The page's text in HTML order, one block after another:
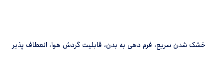
شدن سریع، فرم دهی به بدن، قابلیت گردش هوا، انعطاف پذیر